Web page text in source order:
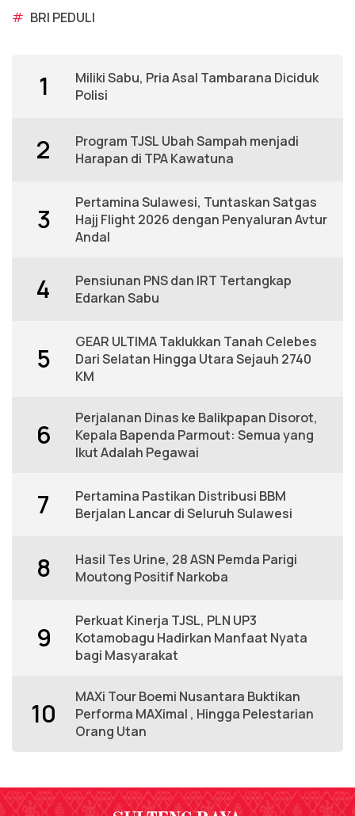
# BRI PEDULI
1
Miliki Sabu, Pria Asal Tambarana Diciduk
Polisi
2
Program TJSL Ubah Sampah menjadi
Harapan di TPA Kawatuna
3
Pertamina Sulawesi, Tuntaskan Satgas
Hajj Flight 2026 dengan Penyaluran Avtur
Andal
4
Pensiunan PNS dan IRT Tertangkap
Edarkan Sabu
5
GEAR ULTIMA Taklukkan Tanah Celebes
Dari Selatan Hingga Utara Sejauh 2740
KM
6
Perjalanan Dinas ke Balikpapan Disorot,
Kepala Bapenda Parmout: Semua yang
Ikut Adalah Pegawai
7
Pertamina Pastikan Distribusi BBM
Berjalan Lancar di Seluruh Sulawesi
8
Hasil Tes Urine, 28 ASN Pemda Parigi
Moutong Positif Narkoba
9
Perkuat Kinerja TJSL, PLN UP3
Kotamobagu Hadirkan Manfaat Nyata
bagi Masyarakat
10
MAXi Tour Boemi Nusantara Buktikan
Performa MAXimal , Hingga Pelestarian
Orang Utan